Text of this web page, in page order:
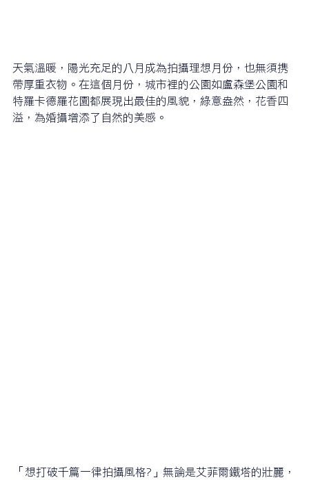
天氣溫暖，陽光充足的八月成為拍攝理想月份，也無須携
帶厚重衣物。在這個月份，城市裡的公園如盧森堡公園和
特羅卡德羅花園都展現出最佳的風貌，綠意盎然，花香四
溢，為婚攝增添了自然的美感。
「想打破千篇一律拍攝風格?」無論是艾菲爾鐵塔的壯麗，